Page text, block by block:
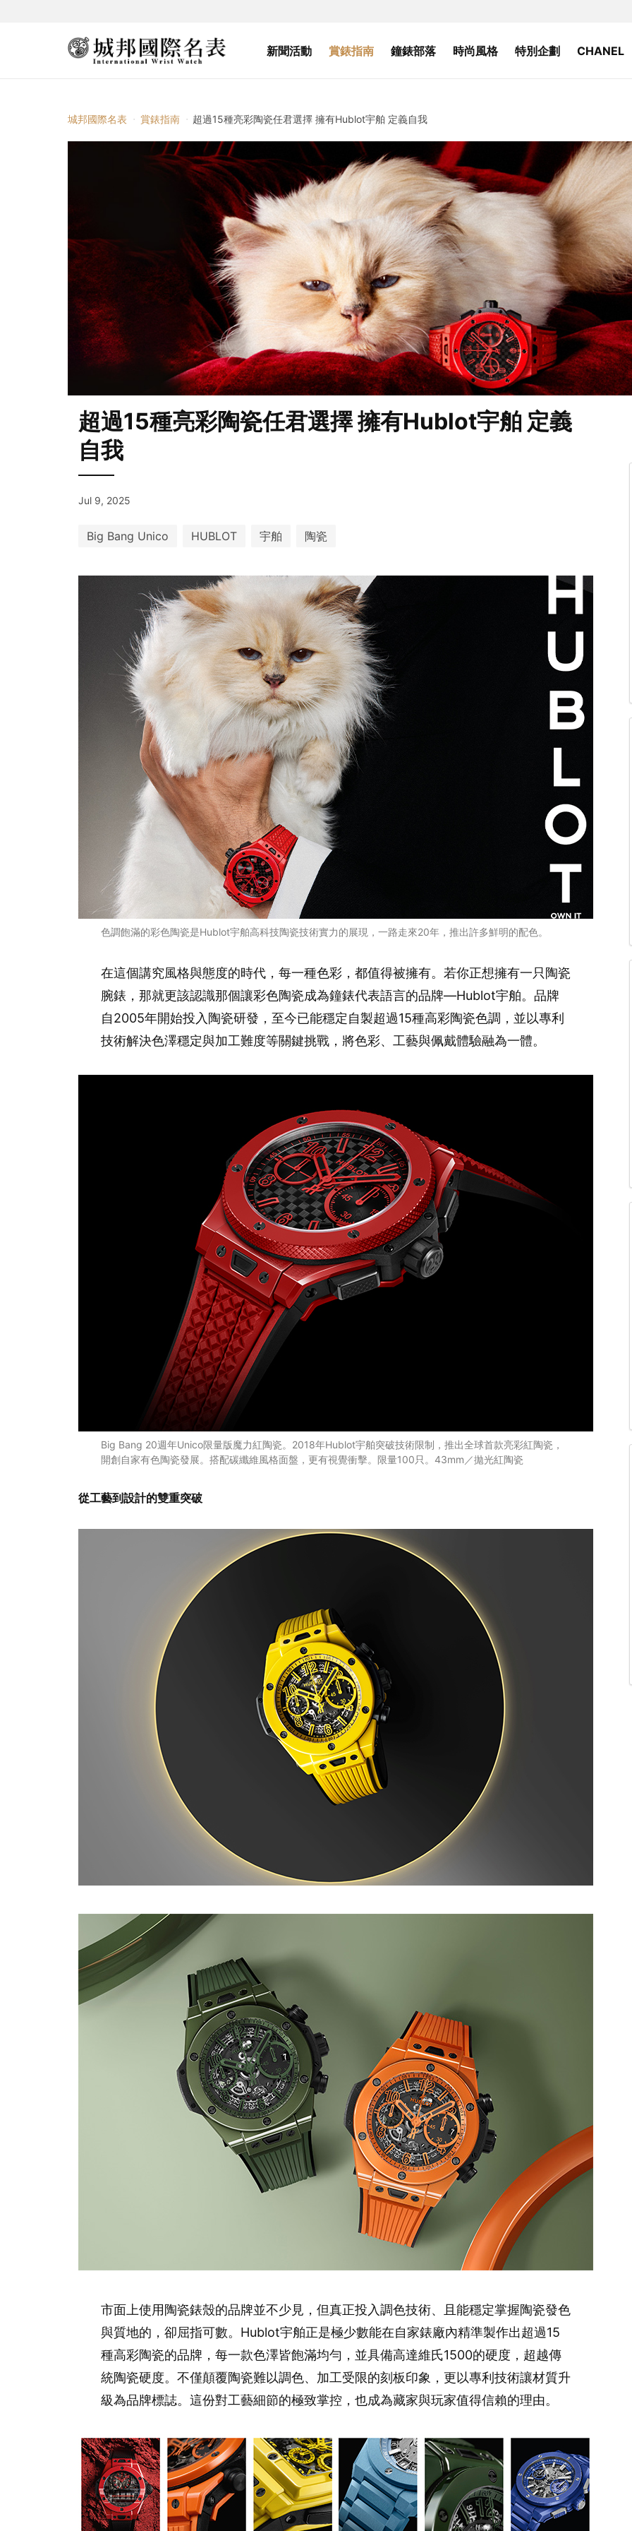
新聞活動 賞錶指南 鐘錶部落 時尚風格 特別企劃 CHANEL
城邦國際名表 賞錶指南 超過15種亮彩陶瓷任君選擇 擁有Hublot宇舶 定義自我
超過15種亮彩陶瓷任君選擇 擁有Hublot宇舶 定義
自我
Jul 9, 2025
Big Bang Unico HUBLOT 宇舶 陶瓷
色調飽滿的彩色陶瓷是Hublot宇舶高科技陶瓷技術實力的展現，一路走來20年，推出許多鮮明的配色。
在這個講究風格與態度的時代，每一種色彩，都值得被擁有。若你正想擁有一只陶瓷
腕錶，那就更該認識那個讓彩色陶瓷成為鐘錶代表語言的品牌—Hublot宇舶。品牌
自2005年開始投入陶瓷研發，至今已能穩定自製超過15種高彩陶瓷色調，並以專利
技術解決色澤穩定與加工難度等關鍵挑戰，將色彩、工藝與佩戴體驗融為一體。
Big Bang 20週年Unico限量版魔力紅陶瓷。2018年Hublot宇舶突破技術限制，推出全球首款亮彩紅陶瓷，
開創自家有色陶瓷發展。搭配碳纖維風格面盤，更有視覺衝擊。限量100只。43mm／拋光紅陶瓷
從工藝到設計的雙重突破
市面上使用陶瓷錶殼的品牌並不少見，但真正投入調色技術、且能穩定掌握陶瓷發色
與質地的，卻屈指可數。Hublot宇舶正是極少數能在自家錶廠內精準製作出超過15
種高彩陶瓷的品牌，每一款色澤皆飽滿均勻，並具備高達維氏1500的硬度，超越傳
統陶瓷硬度。不僅顛覆陶瓷難以調色、加工受限的刻板印象，更以專利技術讓材質升
級為品牌標誌。這份對工藝細節的極致掌控，也成為藏家與玩家值得信賴的理由。